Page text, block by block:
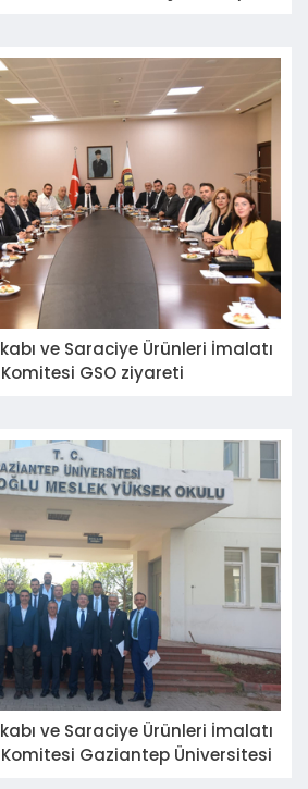
ve Saraciye Ürünleri İmalatı
GSO ziyareti
ve Saraciye Ürünleri İmalatı
Gaziantep Üniversitesi